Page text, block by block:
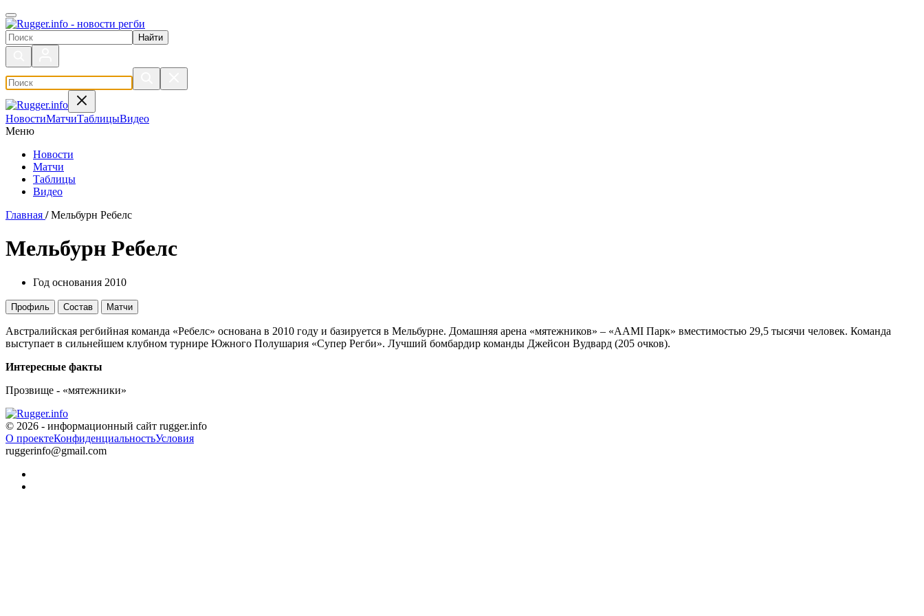
Поиск по сайту
НовостиМатчиТаблицыВидео
Меню
Новости
Матчи
Таблицы
Видео
Главная / Мельбурн Ребелс
Мельбурн Ребелс
Год основания 2010
Профиль Состав Матчи
Австралийская регбийная команда «Ребелс» основана в 2010 году и базируется в Мельбурне. Домашняя арена «мятежников» – «ААМI Парк» вместимостью 29,5 тысячи человек. Команда
выступает в сильнейшем клубном турнире Южного Полушария «Супер Регби». Лучший бомбардир команды Джейсон Вудвард (205 очков).
Интересные факты
Прозвище - «мятежники»
© 2026 - информационный сайт rugger.info
О проектеКонфиденциальностьУсловия
ruggerinfo@gmail.com